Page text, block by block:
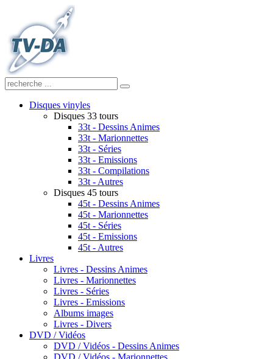
Disques vinyles
Disques 33 tours
33t - Dessins Animes
33t - Marionnettes
33t - Séries
33t - Emissions
33t - Compilations
33t - Autres
Disques 45 tours
45t - Dessins Animes
45t - Marionnettes
45t - Séries
45t - Emissions
45t - Autres
Livres
Livres - Dessins Animes
Livres - Marionnettes
Livres - Séries
Livres - Emissions
Albums images
Livres - Divers
DVD / Vidéos
DVD / Vidéos - Dessins Animes
DVD / Vidéos - Marionnettes